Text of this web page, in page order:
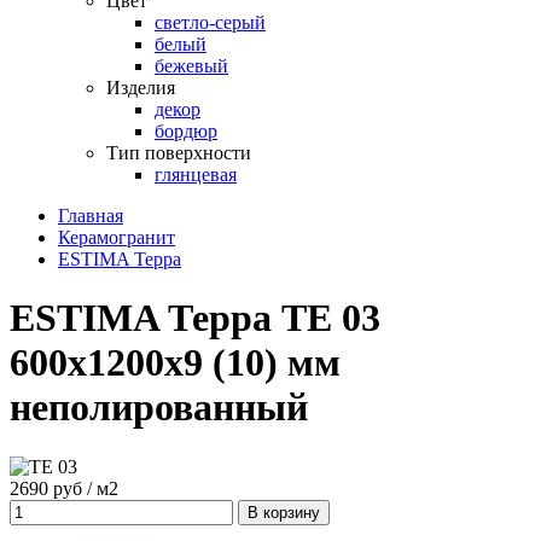
светло-серый
белый
бежевый
Изделия
декор
бордюр
Тип поверхности
глянцевая
Главная
Керамогранит
ESTIMA Терра
ESTIMA Терра TE 03
600х1200х9 (10) мм
неполированный
2690 руб / м2